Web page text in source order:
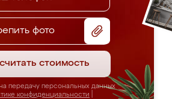
фото
стоимость
передачу персональных данных
конфиденциальности